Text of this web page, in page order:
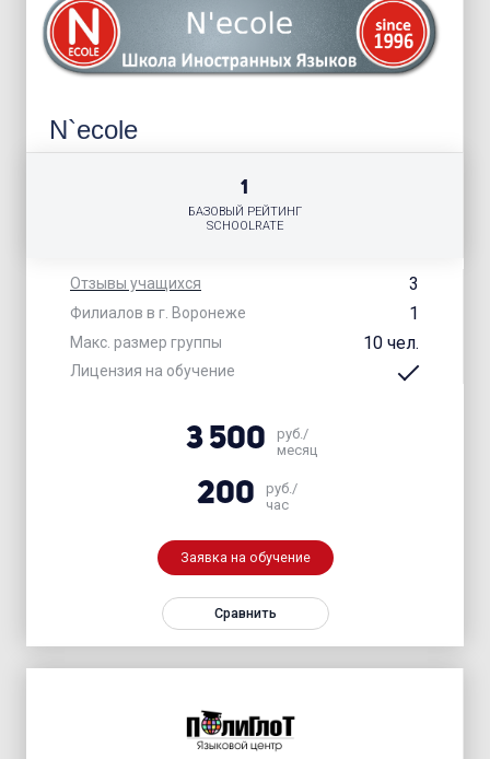
N`ecole
Отзывы учащихся 3
Филиалов в г. Воронеже 1
Макс. размер группы 10 чел.
Лицензия на обучение
1
БАЗОВЫЙ РЕЙТИНГ
SCHOOLRATE
3 500
руб./
месяц
200
руб./
час
Заявка на обучение
Сравнить